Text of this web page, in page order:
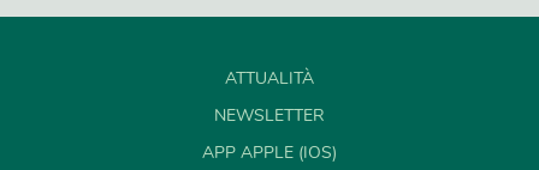
ATTUALITÀ
NEWSLETTER
APP APPLE (IOS)